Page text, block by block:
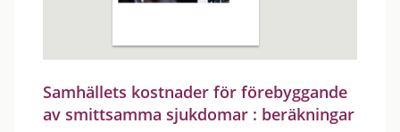
Samhällets kostnader för förebyggande
av smittsamma sjukdomar : beräkningar